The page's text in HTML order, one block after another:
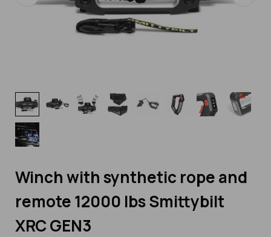
Winch with synthetic rope and
remote 12000 lbs Smittybilt
XRC GEN3